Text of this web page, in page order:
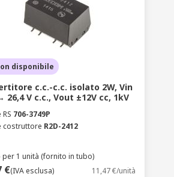
disponibile
c.c.-c.c. isolato 2W, Vin
26,4 V c.c., Vout ±12V cc, 1kV
706-3749P
costruttore R2D-2412
per 1 unità (fornito in tubo)
€(IVA esclusa) 11,47 €/unità